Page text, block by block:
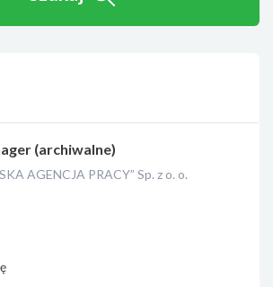
(archiwalne)
AGENCJA PRACY” Sp. z o. o.